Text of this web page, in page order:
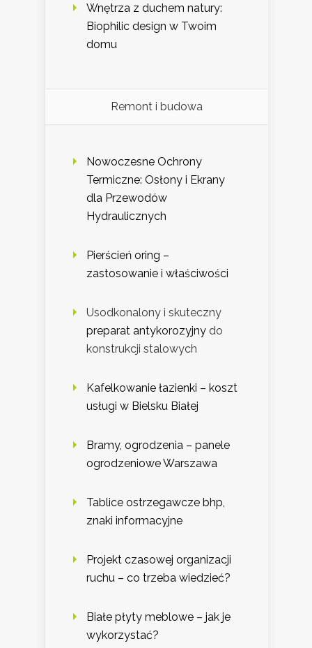
Wnętrza z duchem natury:
Biophilic design w Twoim
domu
Remont i budowa
Nowoczesne Ochrony
Termiczne: Osłony i Ekrany
dla Przewodów
Hydraulicznych
Pierścień oring –
zastosowanie i właściwości
Usodkonalony i skuteczny
preparat antykorozyjny do
konstrukcji stalowych
Kafelkowanie łazienki – koszt
usługi w Bielsku Białej
Bramy, ogrodzenia – panele
ogrodzeniowe Warszawa
Tablice ostrzegawcze bhp,
znaki informacyjne
Projekt czasowej organizacji
ruchu – co trzeba wiedzieć?
Białe płyty meblowe – jak je
wykorzystać?